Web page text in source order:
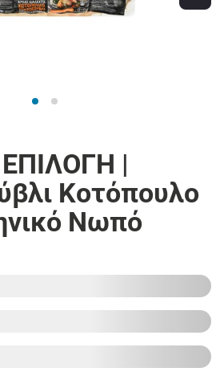
|
Κοτόπουλο
Νωπό